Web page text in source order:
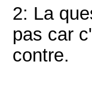
2: La
pas car
contre.